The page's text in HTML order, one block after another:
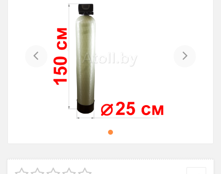
Previous